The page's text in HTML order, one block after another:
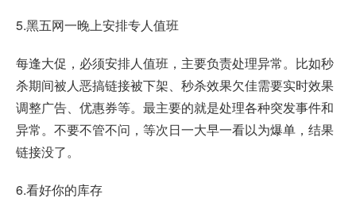
5.黑五网一晚上安排专人值班
每逢大促，必须安排人值班，主要负责处理异常。比如秒
杀期间被人恶搞链接被下架、秒杀效果欠佳需要实时效果
调整广告、优惠券等。最主要的就是处理各种突发事件和
异常。不要不管不问，等次日一大早一看以为爆单，结果
链接没了。
6.看好你的库存